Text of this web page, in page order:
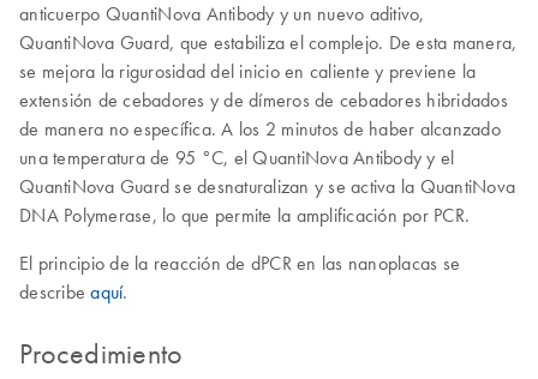
anticuerpo QuantiNova Antibody y un nuevo aditivo,
QuantiNova Guard, que estabiliza el complejo. De esta manera,
se mejora la rigurosidad del inicio en caliente y previene la
extensión de cebadores y de dímeros de cebadores hibridados
de manera no específica. A los 2 minutos de haber alcanzado
una temperatura de 95 °C, el QuantiNova Antibody y el
QuantiNova Guard se desnaturalizan y se activa la QuantiNova
DNA Polymerase, lo que permite la amplificación por PCR.
El principio de la reacción de dPCR en las nanoplacas se
describeaquí.
Procedimiento